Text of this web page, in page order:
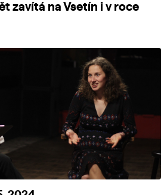
zavítá na Vsetín i v roce